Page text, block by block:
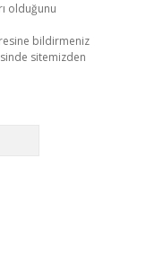
olduğunu
bildirmeniz
sitemizden